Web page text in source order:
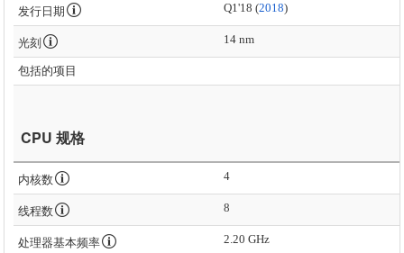
发行日期 Q1'18 (2018)
光刻 14 nm
包括的项目
CPU 规格
内核数 4
线程数 8
处理器基本频率 2.20 GHz